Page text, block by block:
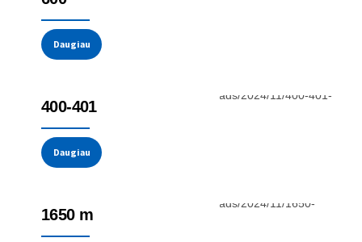
Daugiau
400-401
Daugiau
1650 m